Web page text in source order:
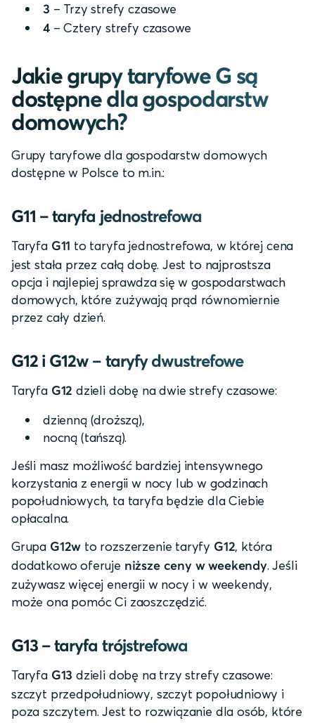
3 – Trzy strefy czasowe
4– Cztery strefy czasowe
Jakie grupy taryfowe G są
dostępne dla gospodarstw
domowych?
Grupy taryfowe dla gospodarstw domowych
dostępne w Polsce to m.in.:
G11 – taryfa jednostrefowa
Taryfa G11 to taryfa jednostrefowa, w której cena
jest stała przez całą dobę. Jest to najprostsza
opcja i najlepiej sprawdza się w gospodarstwach
domowych, które zużywają prąd równomiernie
przez cały dzień.
G12 i G12w – taryfy dwustrefowe
Taryfa G12 dzieli dobę na dwie strefy czasowe:
dzienną (droższą),
nocną (tańszą).
Jeśli masz możliwość bardziej intensywnego
korzystania z energii w nocy lub w godzinach
popołudniowych, ta taryfa będzie dla Ciebie
opłacalna.
Grupa G12w to rozszerzenie taryfy G12, która
dodatkowo oferuje niższe ceny w weekendy. Jeśli
zużywasz więcej energii w nocy i w weekendy,
może ona pomóc Ci zaoszczędzić.
G13 – taryfa trójstrefowa
Taryfa G13 dzieli dobę na trzy strefy czasowe:
szczyt przedpołudniowy, szczyt popołudniowy i
poza szczytem. Jest to rozwiązanie dla osób, które